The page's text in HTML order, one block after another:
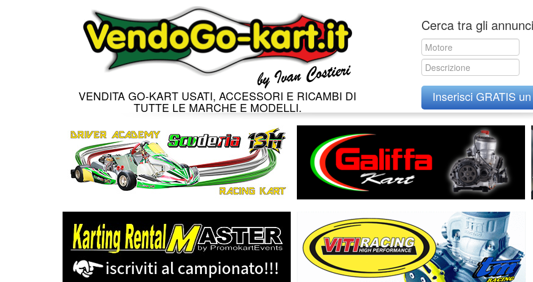
VENDITA GO-KART USATI, ACCESSORI E RICAMBI DI
TUTTE LE MARCHE E MODELLI.
to
content
Cerca tra gli annunci
Inserisci GRATIS